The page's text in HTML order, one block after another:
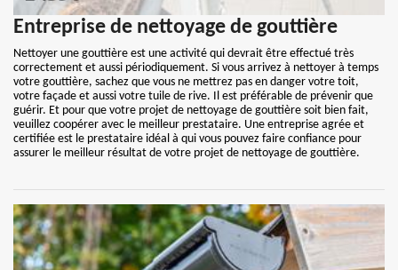
Entreprise de nettoyage de gouttière
Nettoyer une gouttière est une activité qui devrait être effectué très
correctement et aussi périodiquement. Si vous arrivez à nettoyer à temps
votre gouttière, sachez que vous ne mettrez pas en danger votre toit,
votre façade et aussi votre tuile de rive. Il est préférable de prévenir que
guérir. Et pour que votre projet de nettoyage de gouttière soit bien fait,
veuillez coopérer avec le meilleur prestataire. Une entreprise agrée et
certifiée est le prestataire idéal à qui vous pouvez faire confiance pour
assurer le meilleur résultat de votre projet de nettoyage de gouttière.